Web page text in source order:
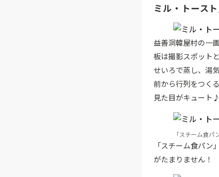
ミル・トース
益善洞韓屋村の一
板は撮影スポット
せいろで蒸し、湯
前から行列をつく
見た目がキュート♪
「スチーム食
「スチーム食パ
がたまりません！